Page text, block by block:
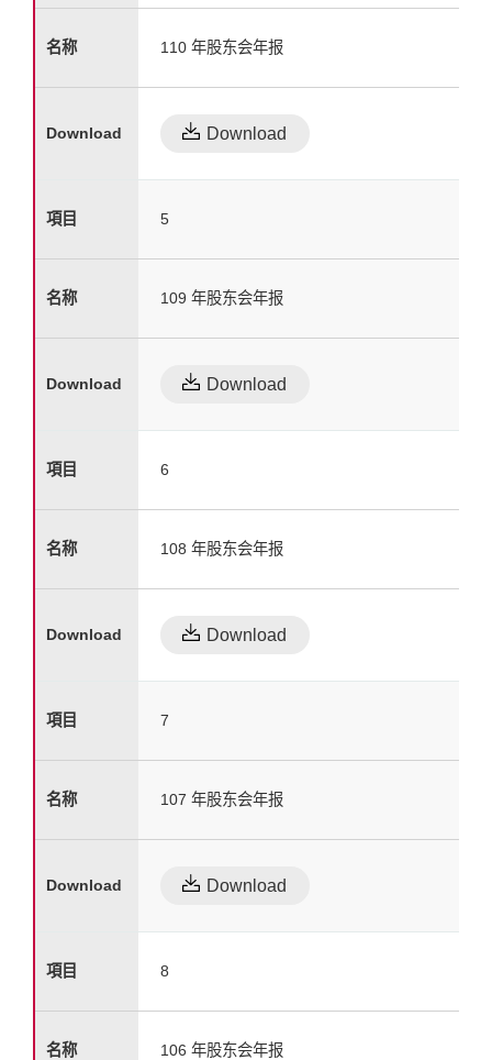
110 年股东会年报
Download
5
109 年股东会年报
Download
6
108 年股东会年报
Download
7
107 年股东会年报
Download
8
106 年股东会年报